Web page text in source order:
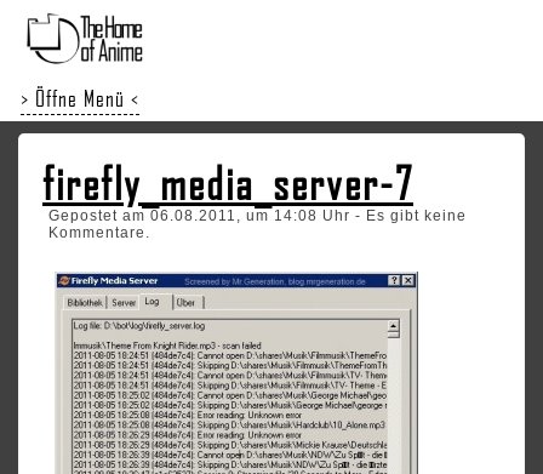
> Öffne Menü <
firefly_media_server-7
Gepostet am 06.08.2011, um 14:08 Uhr - Es gibt keine
Kommentare.